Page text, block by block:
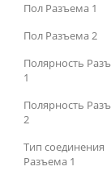
Пол Разъема 1
Пол Разъема 2
Полярность
1
Полярность
2
Тип соединения
Разъема 1